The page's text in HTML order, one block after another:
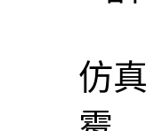
仿